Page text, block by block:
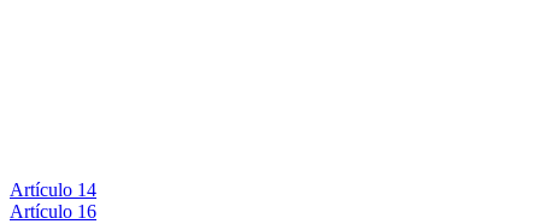
Artículo 14
Artículo 16